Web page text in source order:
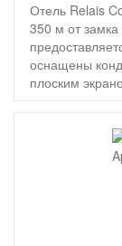
Отель Relais
350 м от замка
оснащены
плоским